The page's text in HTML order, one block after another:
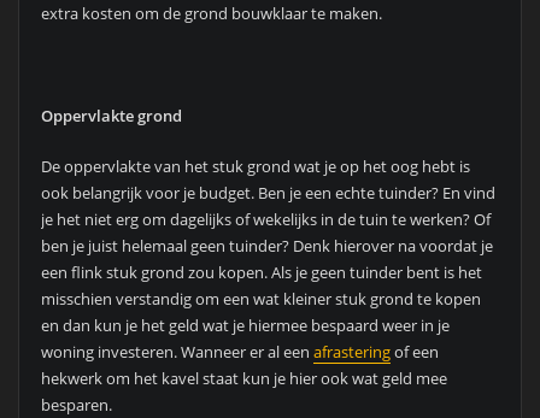
extra kosten om de grond bouwklaar te maken.
Oppervlakte grond
De oppervlakte van het stuk grond wat je op het oog hebt is
ook belangrijk voor je budget. Ben je een echte tuinder? En vind
je het niet erg om dagelijks of wekelijks in de tuin te werken? Of
ben je juist helemaal geen tuinder? Denk hierover na voordat je
een flink stuk grond zou kopen. Als je geen tuinder bent is het
misschien verstandig om een wat kleiner stuk grond te kopen
en dan kun je het geld wat je hiermee bespaard weer in je
woning investeren. Wanneer er al een afrasteringof een
hekwerk om het kavel staat kun je hier ook wat geld mee
besparen.